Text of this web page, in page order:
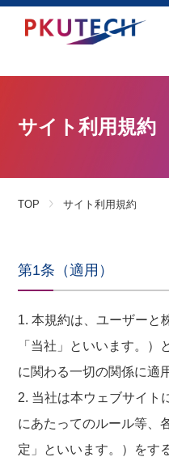
サイト利用規約
TOP サイト利用規約
第1条（適用）
1. 本規約は、ユーザーと
「当社」といいます。）
に関わる一切の関係に適
2. 当社は本ウェブサイト
にあたってのルール等、
定」といいます。）をす